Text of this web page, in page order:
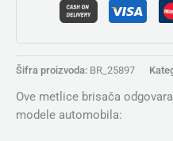
Šifra proizvoda: BR_25897
Ove metlice brisača
modele automobila: